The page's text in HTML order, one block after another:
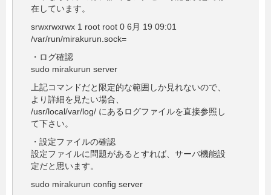
在しています。
srwxrwxrwx 1 root root 0 6月 19 09:01
/var/run/mirakurun.sock=
・ログ確認
sudo mirakurun server
上記コマンドだと限定的な範囲しか見れないので、
より詳細を見たい場合、
/usr/local/var/log/ にあるログファイルを直接参照し
て下さい。
・設定ファイルの確認
設定ファイルに問題があるとすれば、サーバ機能設
定だと思います。
sudo mirakurun config server